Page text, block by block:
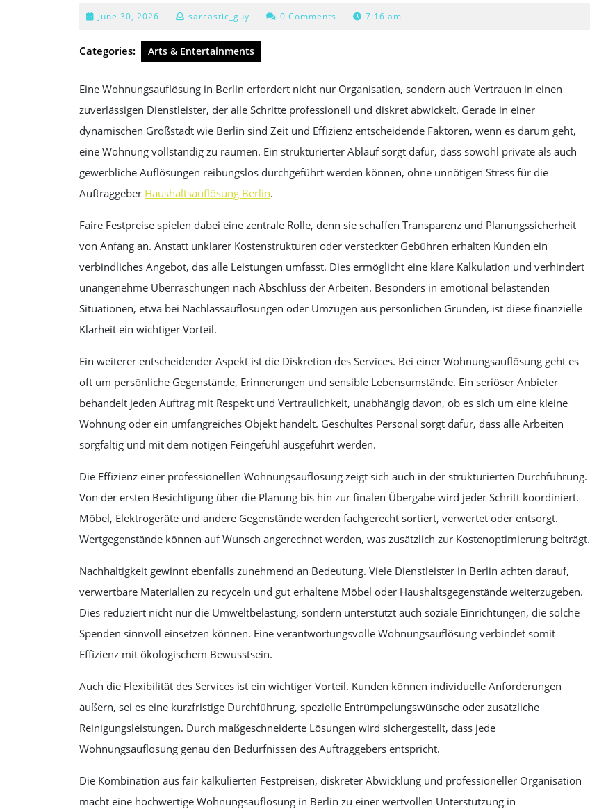
June 30, 2026 June
2026
sarcastic_guy 0 Comments 7:16 am
Categories: Arts & Entertainments
Eine Wohnungsauflösung in Berlin erfordert nicht nur Organisation, sondern auch Vertrauen in einen
zuverlässigen Dienstleister, der alle Schritte professionell und diskret abwickelt. Gerade in einer
dynamischen Großstadt wie Berlin sind Zeit und Effizienz entscheidende Faktoren, wenn es darum geht,
eine Wohnung vollständig zu räumen. Ein strukturierter Ablauf sorgt dafür, dass sowohl private als auch
gewerbliche Auflösungen reibungslos durchgeführt werden können, ohne unnötigen Stress für die
Auftraggeber Haushaltsauflösung Berlin.
Faire Festpreise spielen dabei eine zentrale Rolle, denn sie schaffen Transparenz und Planungssicherheit
von Anfang an. Anstatt unklarer Kostenstrukturen oder versteckter Gebühren erhalten Kunden ein
verbindliches Angebot, das alle Leistungen umfasst. Dies ermöglicht eine klare Kalkulation und verhindert
unangenehme Überraschungen nach Abschluss der Arbeiten. Besonders in emotional belastenden
Situationen, etwa bei Nachlassauflösungen oder Umzügen aus persönlichen Gründen, ist diese finanzielle
Klarheit ein wichtiger Vorteil.
Ein weiterer entscheidender Aspekt ist die Diskretion des Services. Bei einer Wohnungsauflösung geht es
oft um persönliche Gegenstände, Erinnerungen und sensible Lebensumstände. Ein seriöser Anbieter
behandelt jeden Auftrag mit Respekt und Vertraulichkeit, unabhängig davon, ob es sich um eine kleine
Wohnung oder ein umfangreiches Objekt handelt. Geschultes Personal sorgt dafür, dass alle Arbeiten
sorgfältig und mit dem nötigen Feingefühl ausgeführt werden.
Die Effizienz einer professionellen Wohnungsauflösung zeigt sich auch in der strukturierten Durchführung.
Von der ersten Besichtigung über die Planung bis hin zur finalen Übergabe wird jeder Schritt koordiniert.
Möbel, Elektrogeräte und andere Gegenstände werden fachgerecht sortiert, verwertet oder entsorgt.
Wertgegenstände können auf Wunsch angerechnet werden, was zusätzlich zur Kostenoptimierung beiträgt.
Nachhaltigkeit gewinnt ebenfalls zunehmend an Bedeutung. Viele Dienstleister in Berlin achten darauf,
verwertbare Materialien zu recyceln und gut erhaltene Möbel oder Haushaltsgegenstände weiterzugeben.
Dies reduziert nicht nur die Umweltbelastung, sondern unterstützt auch soziale Einrichtungen, die solche
Spenden sinnvoll einsetzen können. Eine verantwortungsvolle Wohnungsauflösung verbindet somit
Effizienz mit ökologischem Bewusstsein.
Auch die Flexibilität des Services ist ein wichtiger Vorteil. Kunden können individuelle Anforderungen
äußern, sei es eine kurzfristige Durchführung, spezielle Entrümpelungswünsche oder zusätzliche
Reinigungsleistungen. Durch maßgeschneiderte Lösungen wird sichergestellt, dass jede
Wohnungsauflösung genau den Bedürfnissen des Auftraggebers entspricht.
Die Kombination aus fair kalkulierten Festpreisen, diskreter Abwicklung und professioneller Organisation
macht eine hochwertige Wohnungsauflösung in Berlin zu einer wertvollen Unterstützung in